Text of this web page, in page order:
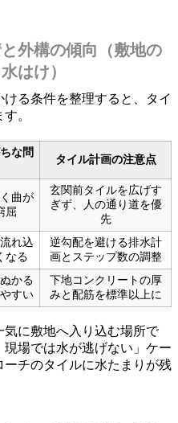
外構の傾向（敷地の
はけ）
る条件を整理すると、タイ
。
な問
タイル計画の注意点
曲が
屈
玄関前タイルを広げす
ぎず、人の通り道を優
先
れ込
なる
逆勾配を避ける排水計
画とステップ数の調整
かる
すい
下地コンクリートの厚
みと配筋を標準以上に
に敷地へ入り込む場所で
場では水が逃げない」ケー
チのタイルに水たまりが残